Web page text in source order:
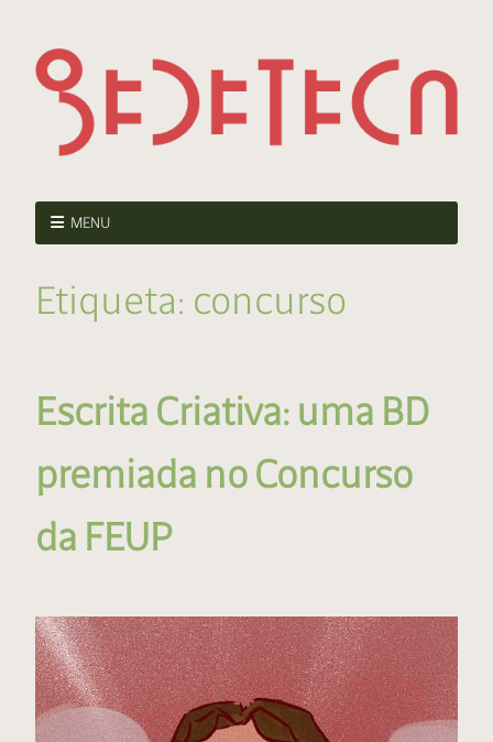
MENU
Etiqueta: concurso
Escrita Criativa: uma BD
premiada no Concurso
da FEUP